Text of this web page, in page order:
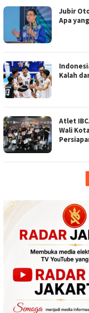
Jubir
Apa
Kalah
Atlet
Wali